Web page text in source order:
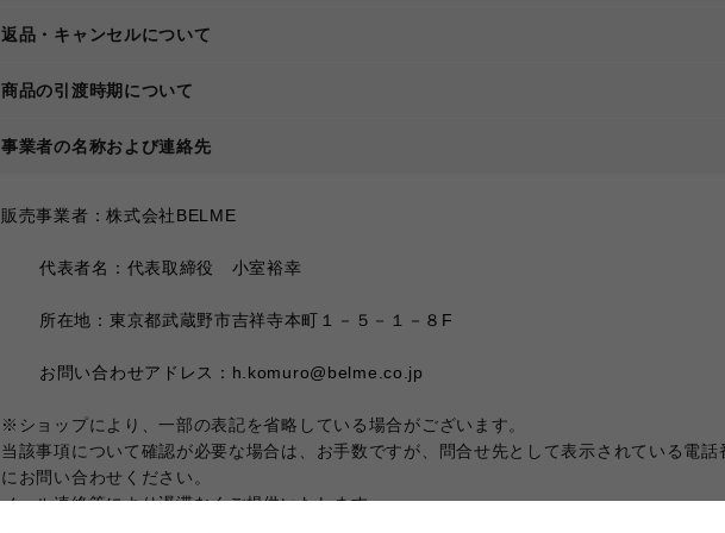
返品・キャンセルについて
商品の引渡時期について
事業者の名称および連絡先
販売事業者：株式会社BELME
	代表者名：代表取締役　小室裕幸
	所在地：東京都武蔵野市吉祥寺本町１－５－１－８F
	お問い合わせアドレス：h.komuro@belme.co.jp
※ショップにより、一部の表記を省略している場合がございます。
当該事項について確認が必要な場合は、お手数ですが、問合せ先として表示されている電話
にお問い合わせください。
メール連絡等により遅滞なくご提供いたします。